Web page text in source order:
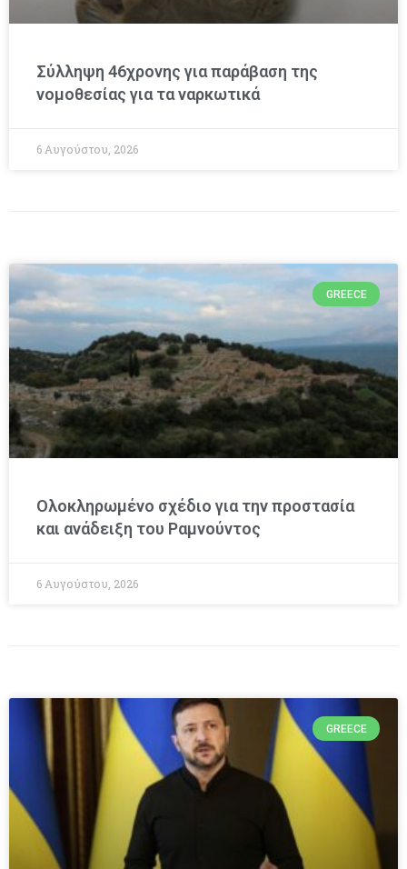
Σύλληψη 46χρονης για παράβαση της
νομοθεσίας για τα ναρκωτικά
6 Αυγούστου, 2026
GREECE
Ολοκληρωμένο σχέδιο για την προστασία
και ανάδειξη του Ραμνούντος
6 Αυγούστου, 2026
GREECE